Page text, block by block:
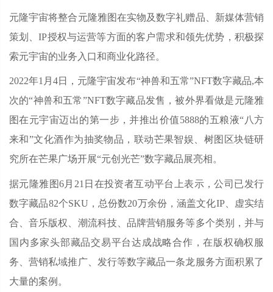
元隆宇宙将整合元隆雅图在实物及数字礼赠品、新媒体营销
策划、IP授权与运营等方面的客户需求和领先优势，积极探
索元宇宙的业务入口和商业化路径。
2022年1月4日，元隆宇宙发布“神兽和五常”NFT数字藏品,本
次的“神兽和五常”NFT数字藏品发售，被外界看做是元隆雅
图在元宇宙迈出的第一步，并推出价值5888的五粮液“八方
来和”文化酒作为抽奖物品，联动芒果智娱、树图区块链研
究所在芒果广场开展“元创光芒”数字藏品展亮相。
据元隆雅图6月21日在投资者互动平台上表示，公司已发行
数字藏品82个SKU，总份数20万余份，涵盖文化IP、虚实结
合、音乐版权、潮流科技、品牌营销服务等多个类别，并与
国内多家头部藏品交易平台达成战略合作，在版权确权服
务、营销私域推广、发行等数字藏品一条龙服务方面积累了
大量的案例。